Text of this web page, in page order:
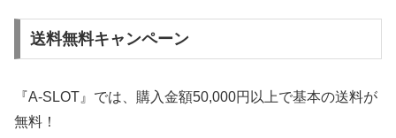
送料無料キャンペーン
『A-SLOT』では、購入金額50,000円以上で基本の送料が
無料！